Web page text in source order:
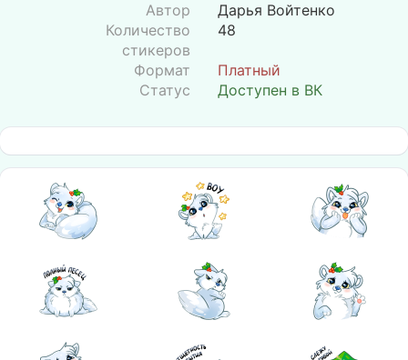
Автор
Дарья Войтенко
Количество
стикеров
48
Формат
Платный
Статус
Доступен в ВК